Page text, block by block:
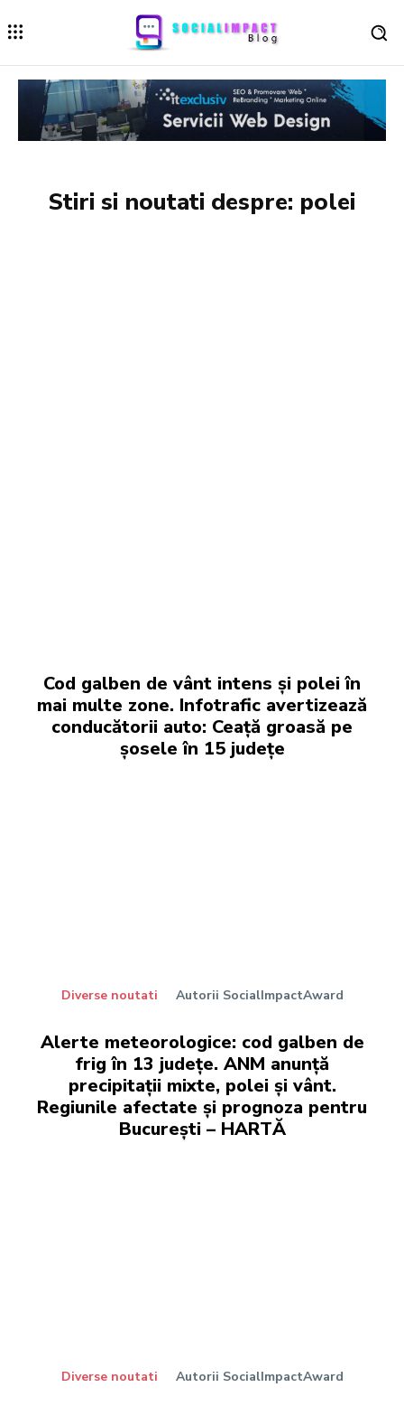
Stiri si noutati despre: polei
Cod galben de vânt intens și polei în
mai multe zone. Infotrafic avertizează
conducătorii auto: Ceață groasă pe
șosele în 15 județe
Diverse noutati Autorii SocialImpactAward
Alerte meteorologice: cod galben de
frig în 13 județe. ANM anunță
precipitații mixte, polei și vânt.
Regiunile afectate și prognoza pentru
București – HARTĂ
Diverse noutati Autorii SocialImpactAward